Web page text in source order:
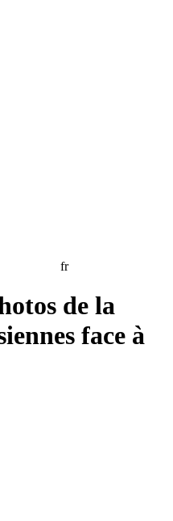
fr
de la
face à